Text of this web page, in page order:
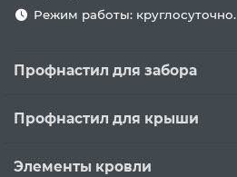
Режим работы: круглосуточно.
Профнастил для забора
Профнастил для крыши
Элементы кровли